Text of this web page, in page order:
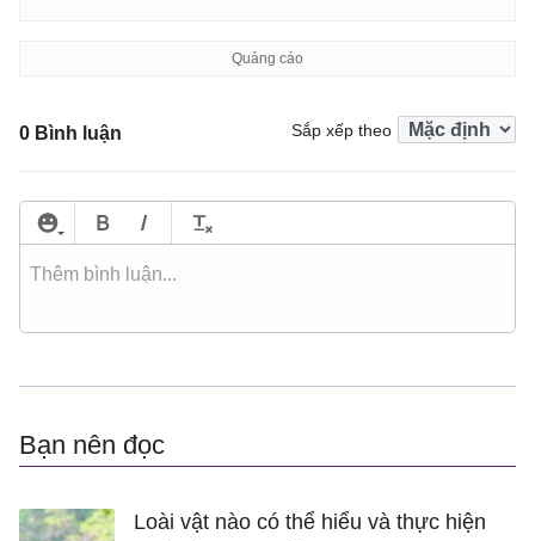
0 Bình luận Sắp xếp theo
Bạn nên đọc
Loài vật nào có thể hiểu và thực hiện